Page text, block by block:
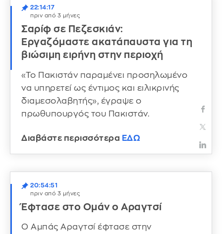
22:14:17
πριν από 3 μήνες
Σαρίφ σε Πεζεσκιάν:
Εργαζόμαστε ακατάπαυστα για τη
βιώσιμη ειρήνη στην περιοχή
«Το Πακιστάν παραμένει προσηλωμένο
να υπηρετεί ως έντιμος και ειλικρινής
διαμεσολαβητής», έγραψε ο
πρωθυπουργός του Πακιστάν.
Διαβάστε περισσότερα ΕΔΩ
20:54:51
πριν από 3 μήνες
Έφτασε στο Ομάν ο Αραγτσί
Ο Αμπάς Αραγτσί έφτασε στην